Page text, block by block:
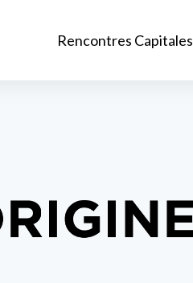
Rencontres Capitales